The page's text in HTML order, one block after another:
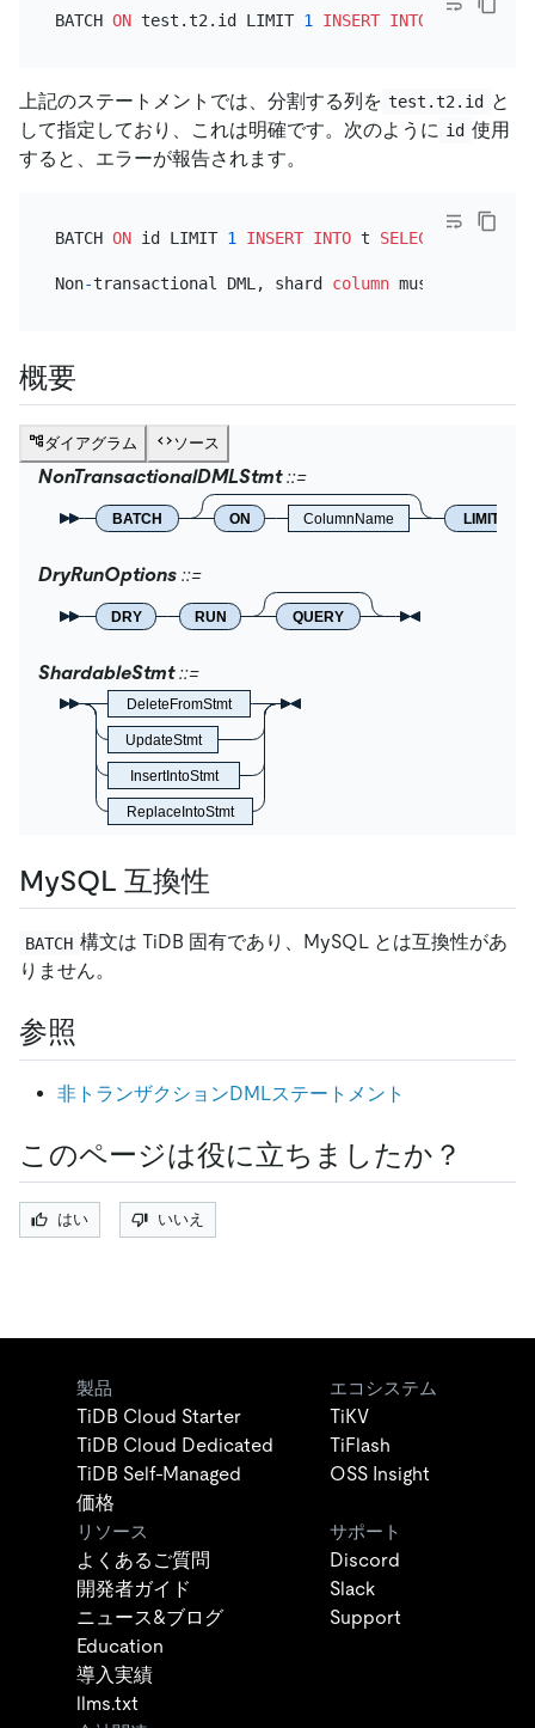
BATCH ON test.t2.id LIMIT 1 INSERT INTO SELECT
上記のステートメントでは、分割する列を test.t2.id
と
して指定しており、これは明確です。次のように id 使用
すると、エラーが報告されます。
BATCH ON id LIMIT 1 INSERT INTO t SELECT t2.id,
Non-transactional DML, shard column
概要
ダイアグラム ソース
NonTransactionalDMLStmt
BATCH ON ColumnName LIMIT
DryRunOptions
DRY RUN QUERY
ShardableStmt
DeleteFromStmt
UpdateStmt
InsertIntoStmt
ReplaceIntoStmt
MySQL 互換性
BATCH 構文は TiDB 固有であり、MySQL とは互換性があ
りません。
参照
非トランザクションDMLステートメント
このページは役に立ちましたか？
はい いいえ
製品
TiDB Cloud Starter
TiDB Cloud Dedicated
TiDB Self-Managed
価格
エコシステム
TiKV
TiFlash
OSS Insight
リソース
よくあるご質問
開発者ガイド
ニュース&ブログ
Education
導入実績
llms.txt
サポート
Discord
Slack
Support